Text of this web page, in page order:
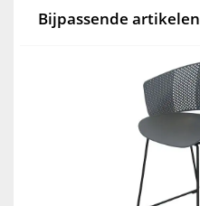
Bijpassende artikelen